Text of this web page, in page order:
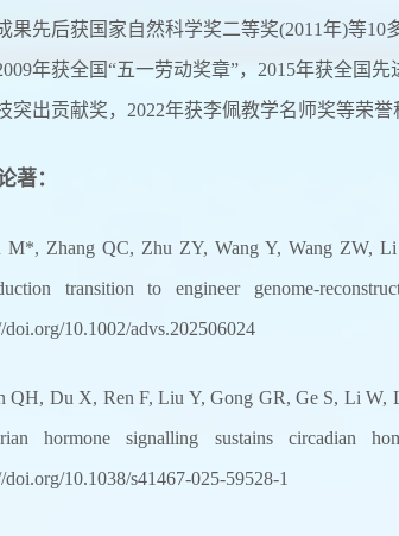
果先后获国家自然科学奖二等奖(2011年)等
年获全国“五一劳动奖章”，2015年获全国
突出贡献奖，2022年获李佩教学名师奖等荣誉
著：
M*, Zhang QC, Zhu ZY, Wang Y, Wang ZW,
transition to engineer genome-
doi.org/10.1002/advs.202506024
QH, Du X, Ren F, Liu Y, Gong GR, Ge S, Li
hormone signalling sustains circadian
doi.org/10.1038/s41467-025-59528-1